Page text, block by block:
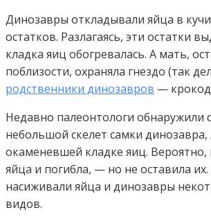
Динозавры откладывали яйца в
остатков. Разлагаясь, эти остатки
кладка яиц обогревалась. А мать,
поблизости, охраняла гнездо (так
родственники динозавров —
Недавно палеонтологи обнаружили
небольшой скелет самки
окаменевшей кладке яиц. Вероятно,
яйца и погибла, — но не оставила
насиживали яйца и динозавры
видов.